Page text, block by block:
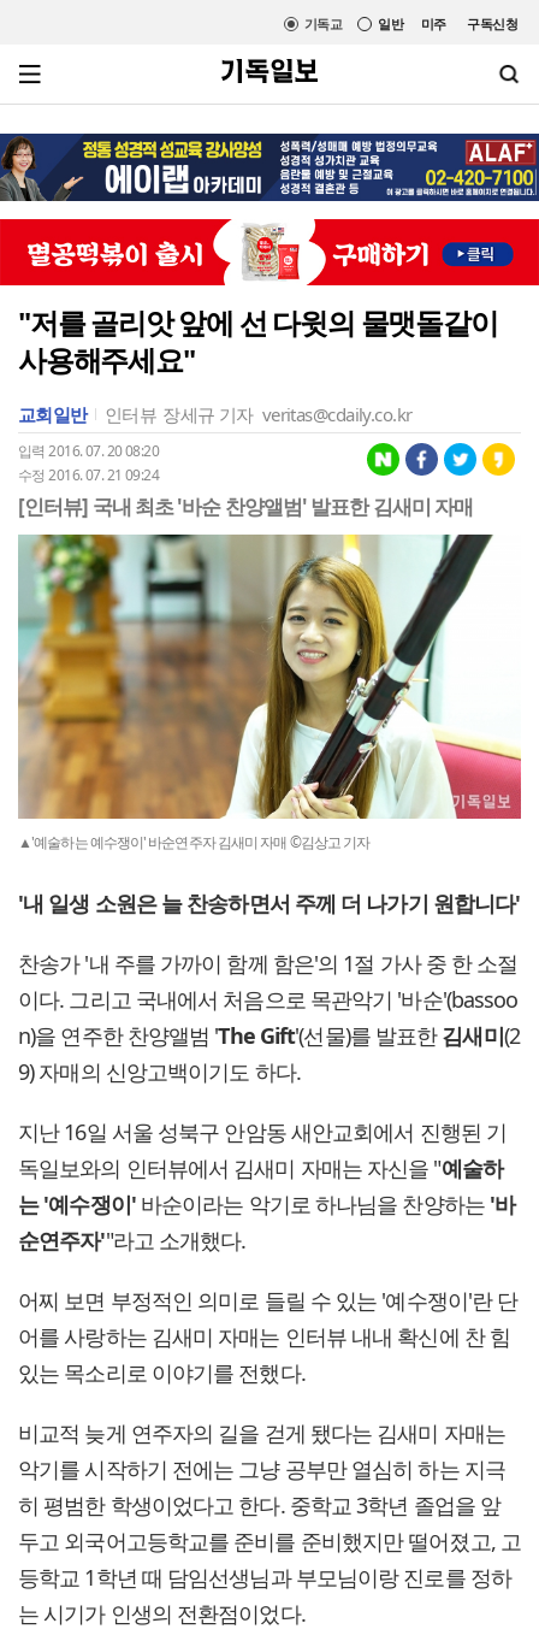
미주 구독신청
일반
기독교
"저를 골리앗 앞에 선 다윗의 물맷돌같이
사용해주세요"
교회일반 인터뷰 장세규 기자 veritas@cdaily.co.kr
입력 2016. 07. 20 08:20
수정 2016. 07. 21 09:24
[인터뷰] 국내 최초 '바순 찬양앨범' 발표한 김새미 자매
▲'예술하는 예수쟁이' 바순연주자 김새미 자매 ©김상고 기자
'내 일생 소원은 늘 찬송하면서 주께 더 나가기 원합니다'
찬송가 '내 주를 가까이 함께 함은'의 1절 가사 중 한 소절
이다. 그리고 국내에서 처음으로 목관악기 '바순'(bassoo
n)을 연주한 찬양앨범 'The Gift'(선물)를 발표한김새미(2
9) 자매의 신앙고백이기도 하다.
지난 16일 서울 성북구 안암동 새안교회에서 진행된 기
독일보와의 인터뷰에서 김새미 자매는 자신을 "예술하
는 '예수쟁이' 바순이라는 악기로 하나님을 찬양하는 '바
순연주자'"라고 소개했다.
어찌 보면 부정적인 의미로 들릴 수 있는 '예수쟁이'란 단
어를 사랑하는 김새미 자매는 인터뷰 내내 확신에 찬 힘
있는 목소리로 이야기를 전했다.
비교적 늦게 연주자의 길을 걷게 됐다는 김새미 자매는
악기를 시작하기 전에는 그냥 공부만 열심히 하는 지극
히 평범한 학생이었다고 한다. 중학교 3학년 졸업을 앞
두고 외국어고등학교를 준비를 준비했지만 떨어졌고, 고
등학교 1학년 때 담임선생님과 부모님이랑 진로를 정하
는 시기가 인생의 전환점이었다.